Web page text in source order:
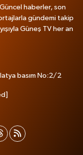
haberler, son
gündemi takip
Güneş TV her an
basım No:2/2